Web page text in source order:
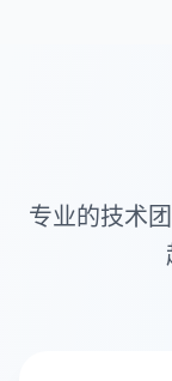
专业的技术